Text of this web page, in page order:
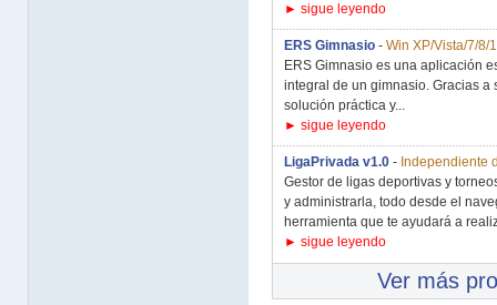
► sigue leyendo
ERS Gimnasio - Win XP/Vista/7/8/
ERS Gimnasio es una aplicación
integral de un gimnasio. Gracias
solución práctica y...
► sigue leyendo
LigaPrivada v1.0 - Independiente
Gestor de ligas deportivas y
y administrarla, todo desde el
herramienta que te ayudará a
► sigue leyendo
Ver más